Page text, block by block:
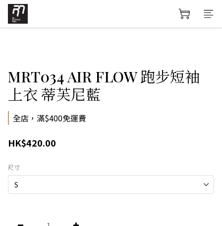
MRT034 AIR FLOW 跑步短袖
上衣 蒂芙尼藍
全店，滿$400免運費
HK$420.00
尺寸